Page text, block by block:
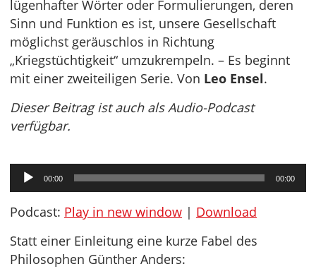
lügenhafter Wörter oder Formulierungen, deren
Sinn und Funktion es ist, unsere Gesellschaft
möglichst geräuschlos in Richtung
„Kriegstüchtigkeit“ umzukrempeln. – Es beginnt
mit einer zweiteiligen Serie. Von Leo Ensel.
Dieser Beitrag ist auch als Audio-Podcast
verfügbar.
Audio-
Player
00:00 00:00
Podcast: Play in new window | Download
Statt einer Einleitung eine kurze Fabel des
Philosophen Günther Anders: